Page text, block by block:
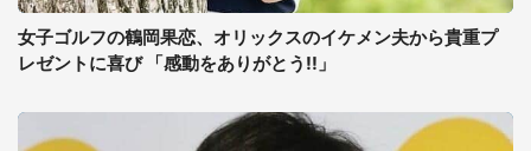
女子ゴルフの鶴岡果恋、オリックスのイケメン夫から貴重プ
レゼントに喜び 「感動をありがとう!!」